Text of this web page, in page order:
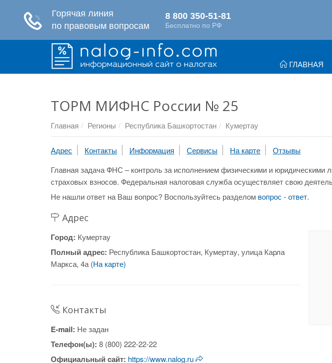
ГЛАВНАЯ
ТОРМ МИФНС России № 25
Главная Регионы Республика Башкортостан Кумертау
Адрес Контакты Информация Сервисы На карте
Отзывы
Главная задача ФНС – контроль за исполнением физическими и юридическими
страховых взносов. Федеральная налоговая служба осуществляет свою
Не нашли ответ на Ваш вопрос? Воспользуйтесь разделом вопрос - ответ.
Адрес
Город: Кумертау
Полный адрес: Республика Башкортостан, Кумертау, улица Карла
Маркса, 4а (На карте)
Контакты
E-mail: Не задан
Телефон(ы): 8 (800) 222-22-22
Официальный cайт: https://www.nalog.ru